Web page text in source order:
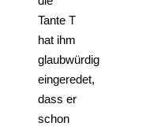
Tante T
hat ihm
glaubwürdig
eingeredet,
dass er
schon